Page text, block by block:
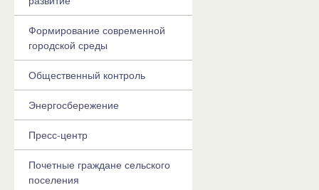
Формирование современной
городской среды
Общественный контроль
Энергосбережение
Пресс-центр
Почетные граждане сельского
поселения